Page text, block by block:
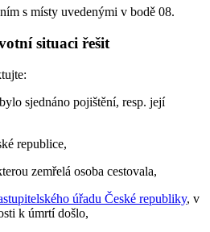
s místy uvedenými v bodě 08.
situaci řešit
sjednáno pojištění, resp. její
republice,
zemřelá osoba cestovala,
úřadu České republiky, v
k úmrtí došlo,